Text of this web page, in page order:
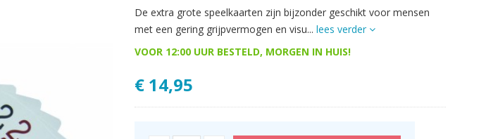
De extra grote speelkaarten zijn bijzonder geschikt voor mensen
met een gering grijpvermogen en visu... lees verder
VOOR 12:00 UUR BESTELD, MORGEN IN HUIS!
€ 14,95